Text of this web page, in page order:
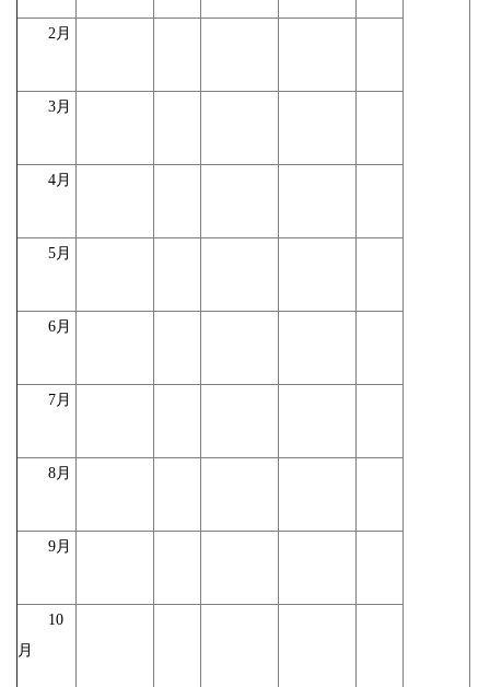
2月
3月
4月
5月
6月
7月
8月
9月
10
月